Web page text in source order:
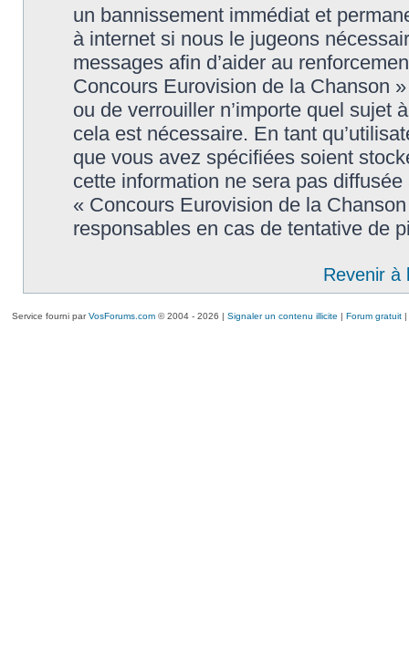
un bannissement immédiat et
à internet si nous le jugeons
messages afin d’aider au
Concours Eurovision de la Chanson
ou de verrouiller n’importe quel sujet
cela est nécessaire. En tant
que vous avez spécifiées soient
cette information ne sera pas
« Concours Eurovision de la
responsables en cas de tentative de
Revenir à
Service fourni parVosForums.com© 2004 - 2026 | Signaler un contenu illicite | Forum gratuit|